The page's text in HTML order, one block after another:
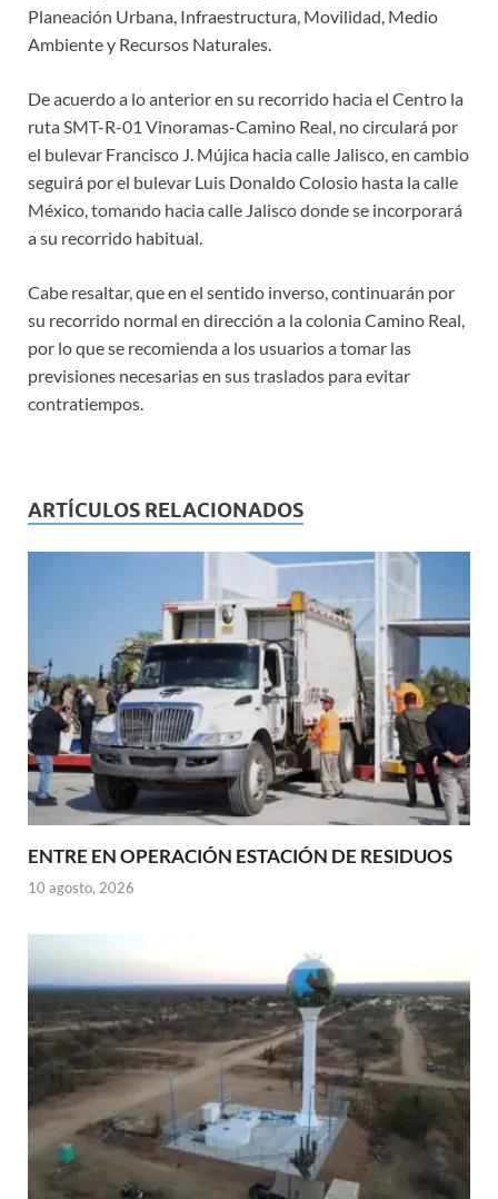
Planeación Urbana, Infraestructura, Movilidad, Medio
Ambiente y Recursos Naturales.
De acuerdo a lo anterior en su recorrido hacia el Centro la
ruta SMT-R-01 Vinoramas-Camino Real, no circulará por
el bulevar Francisco J. Mújica hacia calle Jalisco, en cambio
seguirá por el bulevar Luis Donaldo Colosio hasta la calle
México, tomando hacia calle Jalisco donde se incorporará
a su recorrido habitual.
Cabe resaltar, que en el sentido inverso, continuarán por
su recorrido normal en dirección a la colonia Camino Real,
por lo que se recomienda a los usuarios a tomar las
previsiones necesarias en sus traslados para evitar
contratiempos.
ARTÍCULOS RELACIONADOS
ENTRE EN OPERACIÓN ESTACIÓN DE RESIDUOS
10 agosto, 2026